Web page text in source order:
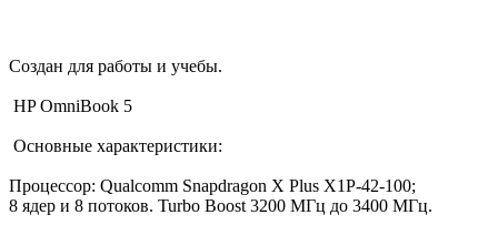
Создан для работы и учебы.
HP OmniBook 5
Основные характеристики:
Процессоp: Qualcomm Snapdragon X Plus X1P‑42‑100;
8 ядер и 8 потоков. Turbo Boost 3200 МГц до 3400 МГц.